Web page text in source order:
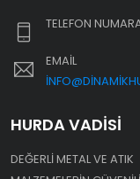
TELEFON
EMAIL
HURDA VADISI
DEĞERLI METAL VE ATIK